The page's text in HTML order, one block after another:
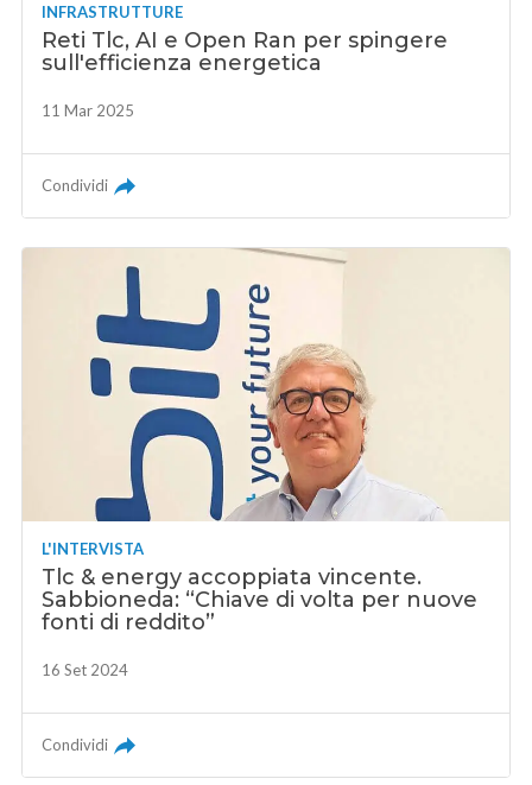
INFRASTRUTTURE
Reti Tlc, AI e Open Ran per spingere
sull'efficienza energetica
11 Mar 2025
Condividi
L'INTERVISTA
Tlc & energy accoppiata vincente.
Sabbioneda: “Chiave di volta per nuove
fonti di reddito”
16 Set 2024
Condividi